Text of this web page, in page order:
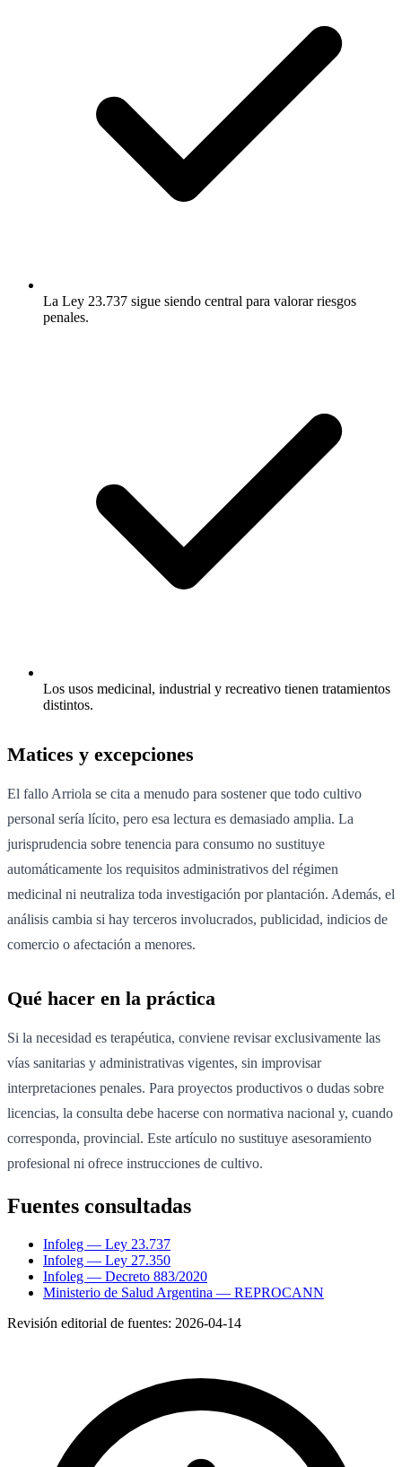
La Ley 23.737 sigue siendo central para valorar riesgos
penales.
Los usos medicinal, industrial y recreativo tienen tratamientos
distintos.
Matices y excepciones
El fallo Arriola se cita a menudo para sostener que todo cultivo
personal sería lícito, pero esa lectura es demasiado amplia. La
jurisprudencia sobre tenencia para consumo no sustituye
automáticamente los requisitos administrativos del régimen
medicinal ni neutraliza toda investigación por plantación. Además, el
análisis cambia si hay terceros involucrados, publicidad, indicios de
comercio o afectación a menores.
Qué hacer en la práctica
Si la necesidad es terapéutica, conviene revisar exclusivamente las
vías sanitarias y administrativas vigentes, sin improvisar
interpretaciones penales. Para proyectos productivos o dudas sobre
licencias, la consulta debe hacerse con normativa nacional y, cuando
corresponda, provincial. Este artículo no sustituye asesoramiento
profesional ni ofrece instrucciones de cultivo.
Fuentes consultadas
Infoleg — Ley 23.737
Infoleg — Ley 27.350
Infoleg — Decreto 883/2020
Ministerio de Salud Argentina — REPROCANN
Revisión editorial de fuentes: 2026-04-14